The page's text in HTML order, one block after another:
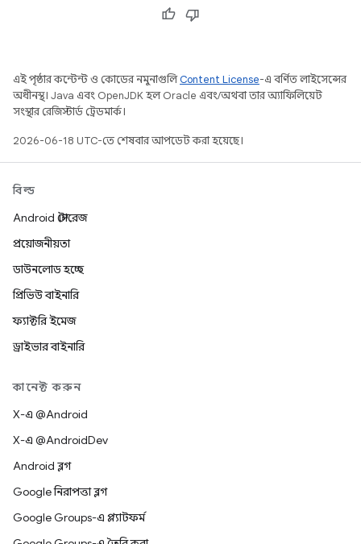
এই পৃষ্ঠার কন্টেন্ট ও কোডের নমুনাগুলিContent License-এ বর্ণিত লাইসেন্সের
অধীনস্থ। Java এবং OpenJDK হল Oracle এবং/অথবা তার অ্যাফিলিয়েট
সংস্থার রেজিস্টার্ড ট্রেডমার্ক।
2026-06-18 UTC-তে শেষবার আপডেট করা হয়েছে।
বিল্ড
Android স্টোরেজ
প্রয়োজনীয়তা
ডাউনলোড হচ্ছে
প্রিভিউ বাইনারি
ফ্যাক্টরি ইমেজ
ড্রাইভার বাইনারি
কানেক্ট করুন
X-এ @Android
X-এ @AndroidDev
Android ব্লগ
Google নিরাপত্তা ব্লগ
Google Groups-এ প্ল্যাটফর্ম